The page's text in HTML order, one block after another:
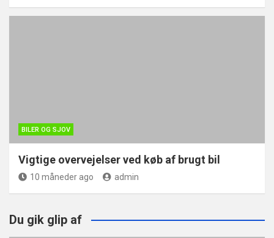
BILER OG SJOV
Vigtige overvejelser ved køb af brugt bil
10 måneder ago admin
Du gik glip af